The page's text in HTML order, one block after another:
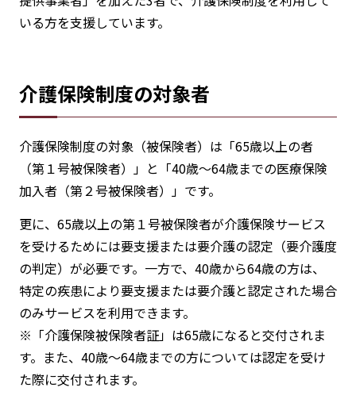
いる方を支援しています。
介護保険制度の対象者
介護保険制度の対象（被保険者）は「65歳以上の者
（第１号被保険者）」と「40歳～64歳までの医療保険
加入者（第２号被保険者）」です。
更に、65歳以上の第１号被保険者が介護保険サービス
を受けるためには要支援または要介護の認定（要介護度
の判定）が必要です。一方で、40歳から64歳の方は、
特定の疾患により要支援または要介護と認定された場合
のみサービスを利用できます。
※「介護保険被保険者証」は65歳になると交付されま
す。また、40歳～64歳までの方については認定を受け
た際に交付されます。